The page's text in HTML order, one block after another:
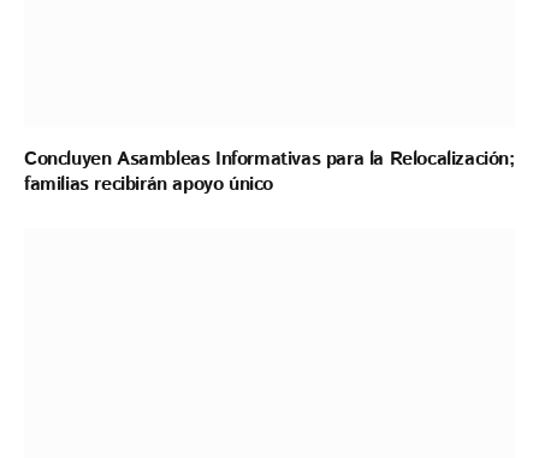
Concluyen Asambleas Informativas para la Relocalización;
familias recibirán apoyo único